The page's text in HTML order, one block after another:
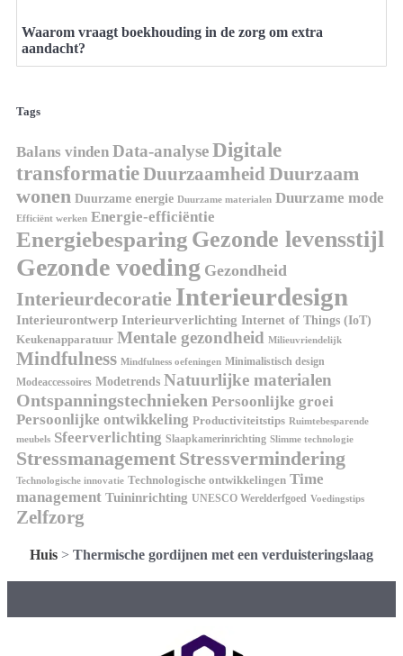
Waarom vraagt boekhouding in de zorg om extra
aandacht?
Tags
Balans vinden Data-analyseDigitale
transformatieDuurzaamheidDuurzaam
wonen Duurzame energie Duurzame materialen Duurzame mode
Efficiënt werken Energie-efficiëntie
Energiebesparing Gezonde levensstijl
Gezonde voeding Gezondheid
Interieurdecoratie Interieurdesign
Interieurontwerp Interieurverlichting Internet of Things (IoT)
Keukenapparatuur Mentale gezondheid Milieuvriendelijk
Mindfulness Mindfulness oefeningen Minimalistisch design
Modeaccessoires Modetrends Natuurlijke materialen
Ontspanningstechnieken Persoonlijke groei
Persoonlijke ontwikkeling Productiviteitstips Ruimtebesparende
meubels Sfeerverlichting Slaapkamerinrichting Slimme technologie
Stressmanagement Stressvermindering
Technologische innovatie Technologische ontwikkelingen Time
management Tuininrichting UNESCO Werelderfgoed Voedingstips
Zelfzorg
Huis > Thermische gordijnen met een verduisteringslaag